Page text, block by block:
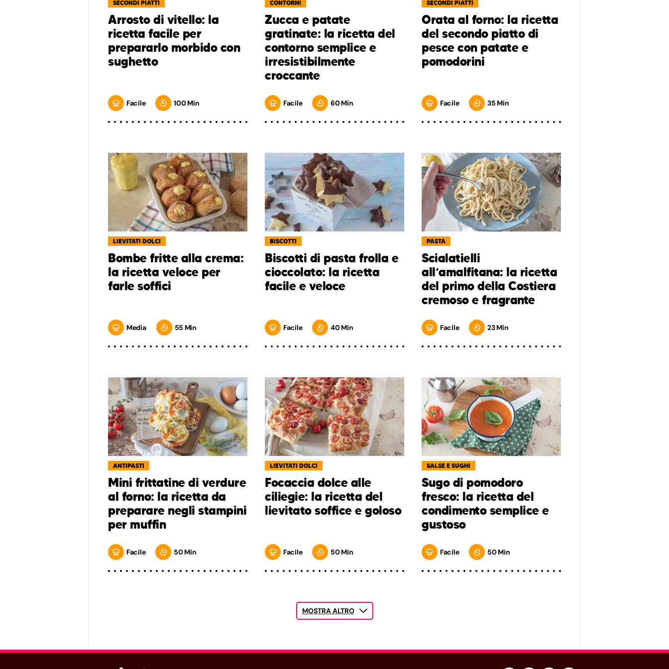
SECONDI PIATTI
Arrosto di vitello: la
ricetta facile per
prepararlo morbido con
sughetto
Facile 100 Min
CONTORNI
Zucca e patate
gratinate: la ricetta del
contorno semplice e
irresistibilmente
croccante
Facile 60 Min
SECONDI PIATTI
Orata al forno: la ricetta
del secondo piatto di
pesce con patate e
pomodorini
Facile 35 Min
LIEVITATI DOLCI
Bombe fritte alla crema:
la ricetta veloce per
farle soffici
Media 55 Min
BISCOTTI
Biscotti di pasta frolla e
cioccolato: la ricetta
facile e veloce
Facile 40 Min
PASTA
Scialatielli
all’amalfitana: la ricetta
del primo della Costiera
cremoso e fragrante
Facile 23 Min
ANTIPASTI
Mini frittatine di verdure
al forno: la ricetta da
preparare negli stampini
per muffin
Facile 50 Min
LIEVITATI DOLCI
Focaccia dolce alle
ciliegie: la ricetta del
lievitato soffice e goloso
Facile 50 Min
SALSE E SUGHI
Sugo di pomodoro
fresco: la ricetta del
condimento semplice e
gustoso
Facile 50 Min
MOSTRA ALTRO